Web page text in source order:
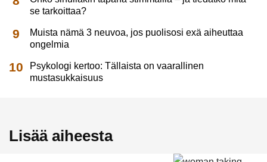
se tarkoittaa?
Muista nämä 3 neuvoa, jos puolisosi exä aiheuttaa
ongelmia
Psykologi kertoo: Tällaista on vaarallinen
mustasukkaisuus
Lisää aiheesta